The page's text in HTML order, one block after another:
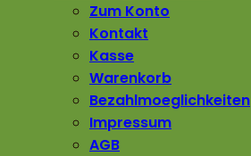
Zum Konto
Kontakt
Kasse
Warenkorb
Bezahlmoeglichkeiten
Impressum
AGB